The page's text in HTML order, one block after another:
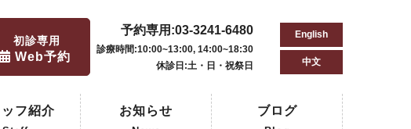
初診専用
Web予約
予約専用:03-3241-6480
診療時間:10:00~13:00, 14:00~18:30
休診日:土・日・祝祭日
English
中文
ッフ紹介 お知らせ ブログ